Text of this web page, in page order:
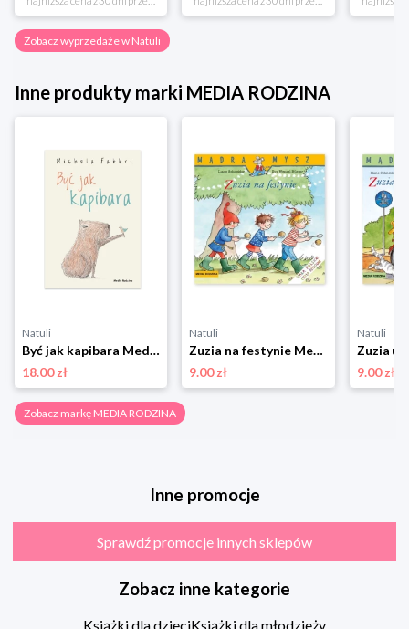
Zobacz wyprzedaże w Natuli
Inne produkty marki MEDIA RODZINA
Natuli
Być jak kapibara Media rodzina
18.00 zł
Natuli
Zuzia na festynie Media rodzina
9.00 zł
Natuli
9.00 zł
Zobacz markę MEDIA RODZINA
Inne promocje
Sprawdź promocje innych sklepów
Zobacz inne kategorie
Książki dla dzieciKsiążki dla młodzieży